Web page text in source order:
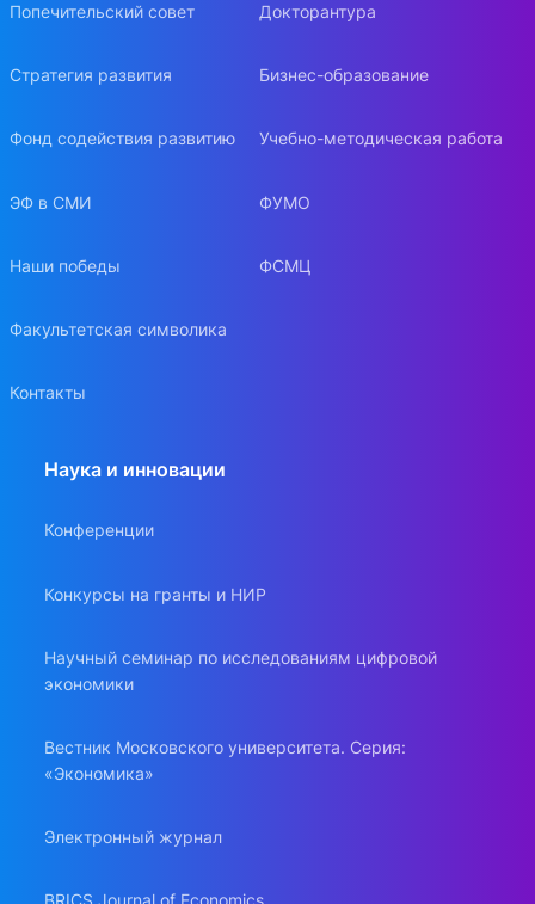
Попечительский совет
Стратегия развития
Фонд содействия развитию
ЭФ в СМИ
Наши победы
Факультетская символика
Контакты
Докторантура
Бизнес-образование
Учебно-методическая работа
ФУМО
ФСМЦ
Наука и инновации
Конференции
Конкурсы на гранты и НИР
Научный семинар по исследованиям цифровой
экономики
Вестник Московского университета. Серия:
«Экономика»
Электронный журнал